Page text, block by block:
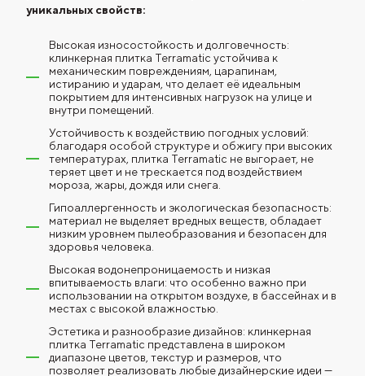
уникальных свойств:
Высокая износостойкость и долговечность:
клинкерная плитка Terramatic устойчива к
механическим повреждениям, царапинам,
истиранию и ударам, что делает её идеальным
покрытием для интенсивных нагрузок на улице и
внутри помещений.
Устойчивость к воздействию погодных условий:
благодаря особой структуре и обжигу при высоких
температурах, плитка Terramatic не выгорает, не
теряет цвет и не трескается под воздействием
мороза, жары, дождя или снега.
Гипоаллергенность и экологическая безопасность:
материал не выделяет вредных веществ, обладает
низким уровнем пылеобразования и безопасен для
здоровья человека.
Высокая водонепроницаемость и низкая
впитываемость влаги: что особенно важно при
использовании на открытом воздухе, в бассейнах и в
местах с высокой влажностью.
Эстетика и разнообразие дизайнов: клинкерная
плитка Terramatic представлена в широком
диапазоне цветов, текстур и размеров, что
позволяет реализовать любые дизайнерские идеи —